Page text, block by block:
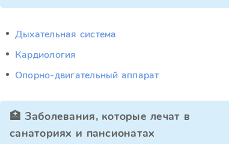
Дыхательная система
Кардиология
Опорно-двигательный аппарат
🏥 Заболевания, которые лечат в
санаториях и пансионатах